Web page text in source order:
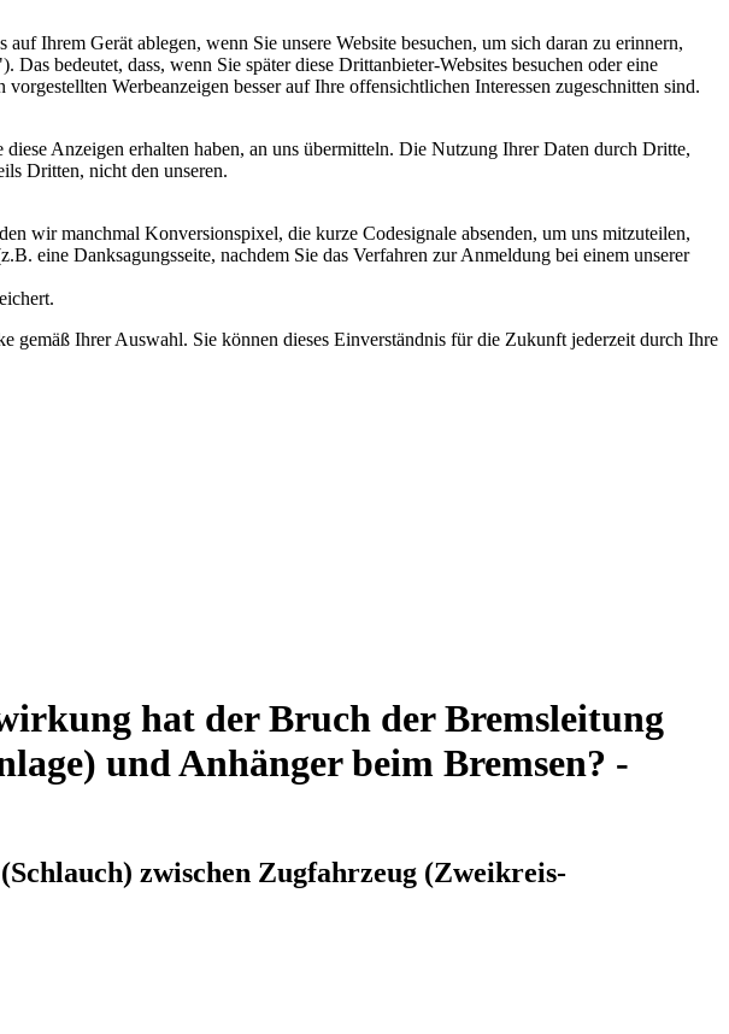
Ihrem Gerät ablegen, wenn Sie unsere Website besuchen, um sich daran zu erinnern,
bedeutet, dass, wenn Sie später diese Drittanbieter-Websites besuchen oder eine
Werbeanzeigen besser auf Ihre offensichtlichen Interessen zugeschnitten sind.
Anzeigen erhalten haben, an uns übermitteln. Die Nutzung Ihrer Daten durch Dritte,
Dritten, nicht den unseren.
wir manchmal Konversionspixel, die kurze Codesignale absenden, um uns mitzuteilen,
eine Danksagungsseite, nachdem Sie das Verfahren zur Anmeldung bei einem unserer
Ihrer Auswahl. Sie können dieses Einverständnis für die Zukunft jederzeit durch Ihre
hat der Bruch der Bremsleitung
und Anhänger beim Bremsen? -
zwischen Zugfahrzeug (Zweikreis-